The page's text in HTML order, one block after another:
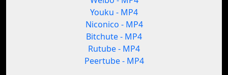
Youku - MP4
Niconico - MP4
Bitchute - MP4
Rutube - MP4
Peertube - MP4